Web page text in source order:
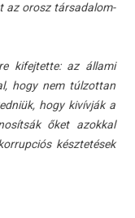
az orosz tár­sadalom­
kifej­tette: az állami
hogy nem túl­zottan
hogy kivívják a
őket azokk­al
késztetések